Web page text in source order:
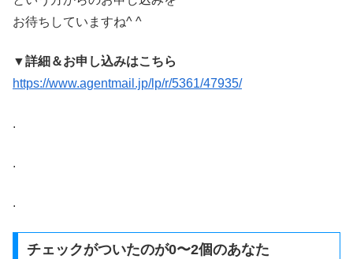
お待ちしていますね^ ^
▼詳細＆お申し込みはこちら
https://www.agentmail.jp/lp/r/5361/47935/
.
.
.
チェックがついたのが0〜2個のあなた